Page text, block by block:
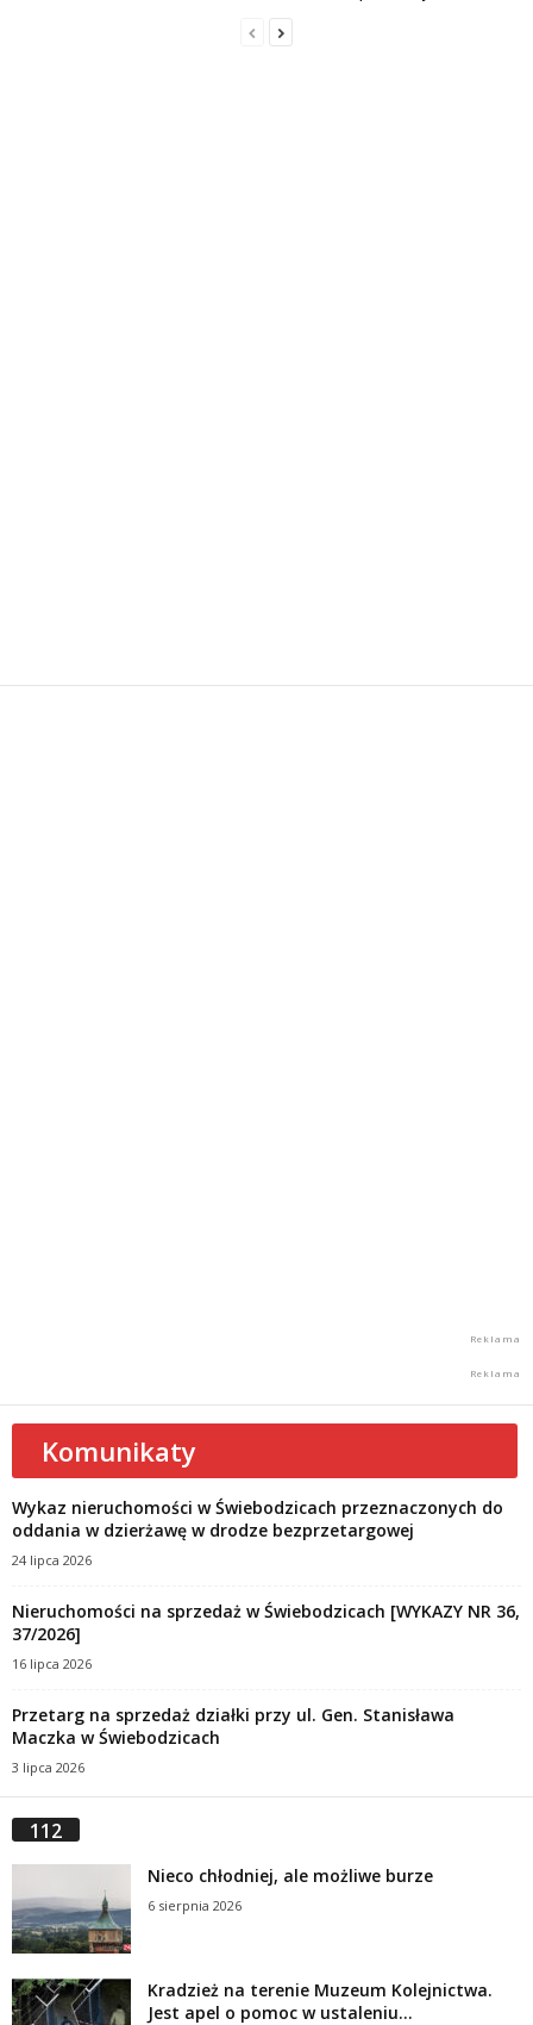
Komunikaty
Wykaz nieruchomości w Świebodzicach przeznaczonych do
oddania w dzierżawę w drodze bezprzetargowej
24 lipca 2026
Nieruchomości na sprzedaż w Świebodzicach [WYKAZY NR 36,
37/2026]
16 lipca 2026
Przetarg na sprzedaż działki przy ul. Gen. Stanisława
Maczka w Świebodzicach
3 lipca 2026
112
Nieco chłodniej, ale możliwe burze
6 sierpnia 2026
Kradzież na terenie Muzeum Kolejnictwa.
Jest apel o pomoc w ustaleniu...